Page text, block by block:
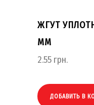
ЖГУТ
ММ
2.55 грн.
ДОБАВИТЬ В